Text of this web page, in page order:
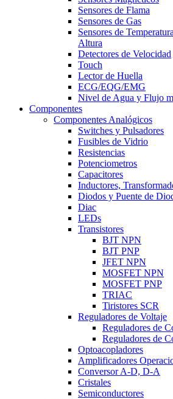
Sensores de Flama
Sensores de Gas
Sensores de
Altura
Detectores de Velocidad
Touch
Lector de Huella
ECG/EQG/EMG
Nivel de Agua y Flujo
Componentes
Componentes Analógicos
Switches y Pulsadores
Fusibles de Vidrio
Resistencias
Potenciometros
Capacitores
Inductores,
Diodos y Puente de
Diac
LEDs
Transistores
BJT NPN
BJT PNP
JFET NPN
MOSFET NPN
MOSFET PNP
TRIAC
Tiristores SCR
Reguladores de Voltaje
Reguladores de
Reguladores de
Optoacopladores
Amplificadores
Conversor A-D, D-A
Cristales
Semiconductores